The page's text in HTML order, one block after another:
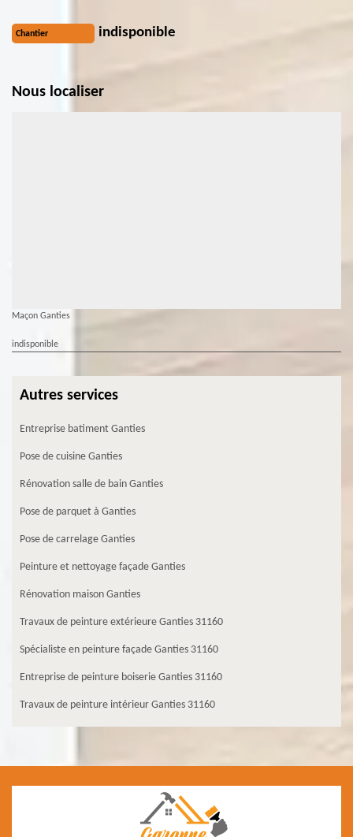
Chantier indisponible
Nous localiser
Maçon Ganties
indisponible
Autres services
Entreprise batiment Ganties
Pose de cuisine Ganties
Rénovation salle de bain Ganties
Pose de parquet à Ganties
Pose de carrelage Ganties
Peinture et nettoyage façade Ganties
Rénovation maison Ganties
Travaux de peinture extérieure Ganties 31160
Spécialiste en peinture façade Ganties 31160
Entreprise de peinture boiserie Ganties 31160
Travaux de peinture intérieur Ganties 31160